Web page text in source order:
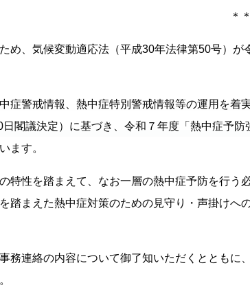
＊
め、気候変動適応法（平成30年法律第50号）が
症警戒情報、熱中症特別警戒情報等の運用を着
閣議決定）に基づき、令和７年度「熱中症予
ます。
特性を踏まえて、なお一層の熱中症予防を行う
踏まえた熱中症対策のための見守り・声掛けへ
務連絡の内容について御了知いただくとともに